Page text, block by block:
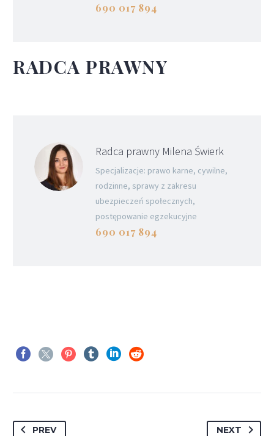
690 017 894
RADCA PRAWNY
Radca prawny Milena Świerk
Specjalizacje: prawo karne, cywilne,
rodzinne, sprawy z zakresu
ubezpieczeń społecznych,
postępowanie egzekucyjne
690 017 894
PREV NEXT